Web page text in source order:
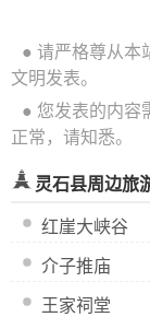
● 请严格尊从本
文明发表。
● 您发表的内容
正常，请知悉。
灵石县周边旅
红崖大峡谷
介子推庙
王家祠堂